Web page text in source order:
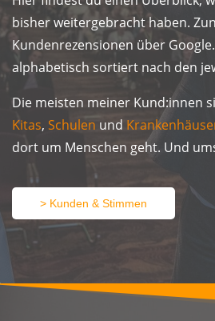
bisher weitergebracht haben.
Kundenrezensionen über
alphabetisch sortiert nach den
Die meisten meiner Kund:innen
Kitas, Schulen und
dort um Menschen geht. Und
> Kunden & Stimmen